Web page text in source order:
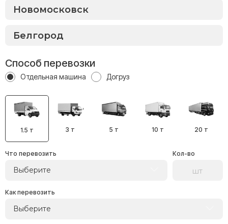
Способ перевозки
Отдельная машина Догруз
1.5 т 3 т 5 т 10 т 20 т
Что перевозить
Выберите
Кол-во
Как перевозить
Выберите